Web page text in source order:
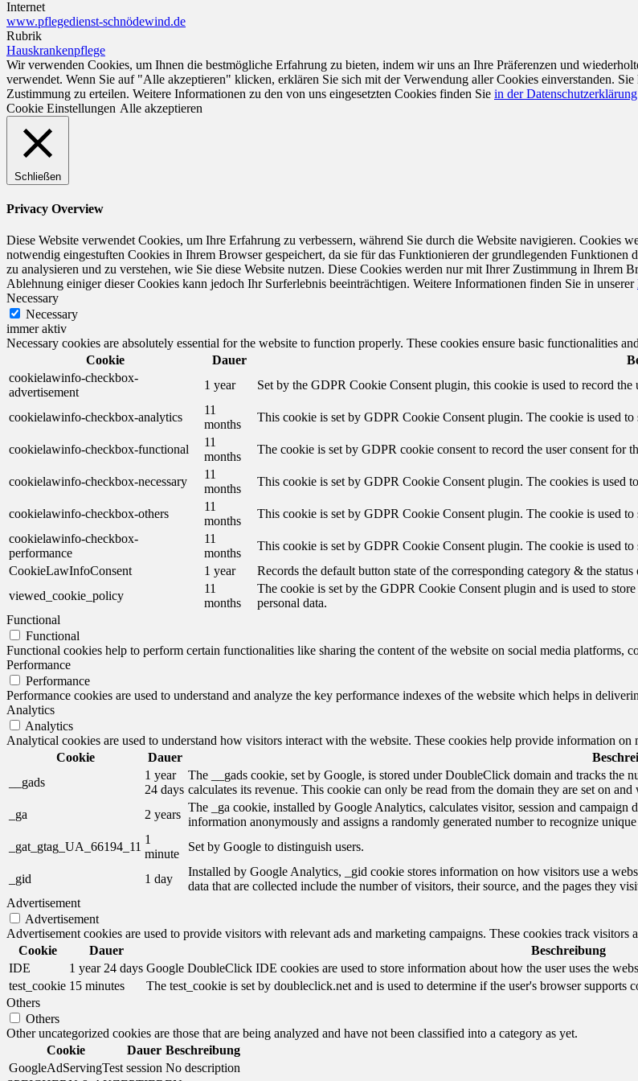
Internet
www.pflegedienst-schnödewind.de
Rubrik
Hauskrankenpflege
Wir verwenden Cookies, um Ihnen die bestmögliche Erfahrung zu bieten, indem wir uns an Ihre Präferenzen und
verwendet. Wenn Sie auf "Alle akzeptieren" klicken, erklären Sie sich mit der Verwendung aller Cookies einverstanden.
Zustimmung zu erteilen. Weitere Informationen zu den von uns eingesetzten Cookies finden Sie in der Datenschutzerklärung
Cookie Einstellungen Alle akzeptieren
Schließen
Privacy Overview
Diese Website verwendet Cookies, um Ihre Erfahrung zu verbessern, während Sie durch die Website navigieren. Cookies
notwendig eingestuften Cookies in Ihrem Browser gespeichert, da sie für das Funktionieren der grundlegenden
zu analysieren und zu verstehen, wie Sie diese Website nutzen. Diese Cookies werden nur mit Ihrer Zustimmung in Ihrem
Ablehnung einiger dieser Cookies kann jedoch Ihr Surferlebnis beeinträchtigen. Weitere Informationen finden Sie in unserer
Necessary
Necessary
immer aktiv
Necessary cookies are absolutely essential for the website to function properly. These cookies ensure basic functionalities
Cookie
Dauer
cookielawinfo-checkbox-
advertisement
1 year Set by the GDPR Cookie Consent plugin, this cookie is used to record
cookielawinfo-checkbox-analytics
11
months
This cookie is set by GDPR Cookie Consent plugin. The cookie is used
cookielawinfo-checkbox-functional
11
months
The cookie is set by GDPR cookie consent to record the user consent for
cookielawinfo-checkbox-necessary
11
months
This cookie is set by GDPR Cookie Consent plugin. The cookies is used
cookielawinfo-checkbox-others
11
months
This cookie is set by GDPR Cookie Consent plugin. The cookie is used
cookielawinfo-checkbox-
performance
11
months
This cookie is set by GDPR Cookie Consent plugin. The cookie is used
CookieLawInfoConsent
1 year
Records the default button state of the corresponding category & the
viewed_cookie_policy
11
months
The cookie is set by the GDPR Cookie Consent plugin and is used to
personal data.
Functional
Functional
Functional cookies help to perform certain functionalities like sharing the content of the website on social media platforms,
Performance
Performance
Performance cookies are used to understand and analyze the key performance indexes of the website which helps in
Analytics
Analytics
Analytical cookies are used to understand how visitors interact with the website. These cookies help provide information
Cookie
Dauer
__gads
1 year
24 days
The __gads cookie, set by Google, is stored under DoubleClick domain and tracks the
calculates its revenue. This cookie can only be read from the domain they are set on
_ga
2 years
The _ga cookie, installed by Google Analytics, calculates visitor, session and campaign
information anonymously and assigns a randomly generated number to recognize
_gat_gtag_UA_66194_11
1
minute
Set by Google to distinguish users.
_gid 1 day
Installed by Google Analytics, _gid cookie stores information on how visitors use a
data that are collected include the number of visitors, their source, and the pages they
Advertisement
Advertisement
Advertisement cookies are used to provide visitors with relevant ads and marketing campaigns. These cookies track
Cookie
Dauer
Beschreibung
IDE
1 year 24 days Google DoubleClick IDE cookies are used to store information about how the user uses the
test_cookie 15 minutes
The test_cookie is set by doubleclick.net and is used to determine if the user's browser supports
Others
Others
Other uncategorized cookies are those that are being analyzed and have not been classified into a category as yet.
Cookie
Dauer Beschreibung
GoogleAdServingTest session No description